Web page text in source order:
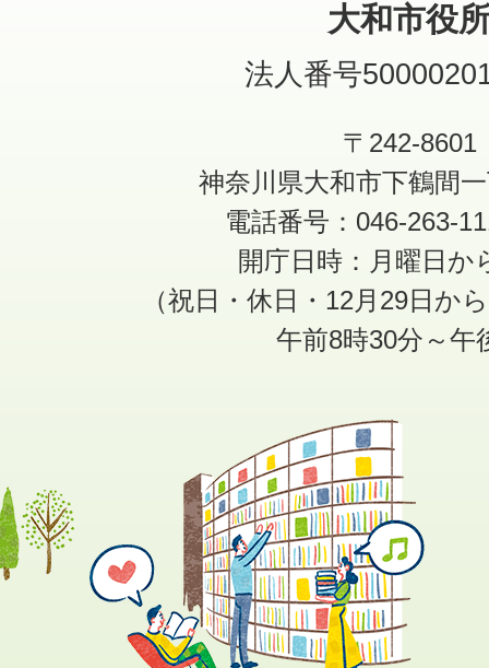
大和市役
法人番号
〒242-8601
神奈川県大和市下鶴間
電話番号：046-263-
開庁日時：月曜日か
（祝日・休日・12月29日か
午前8時30分～午